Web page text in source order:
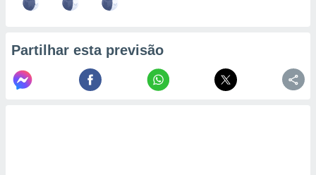
Partilhar esta previsão